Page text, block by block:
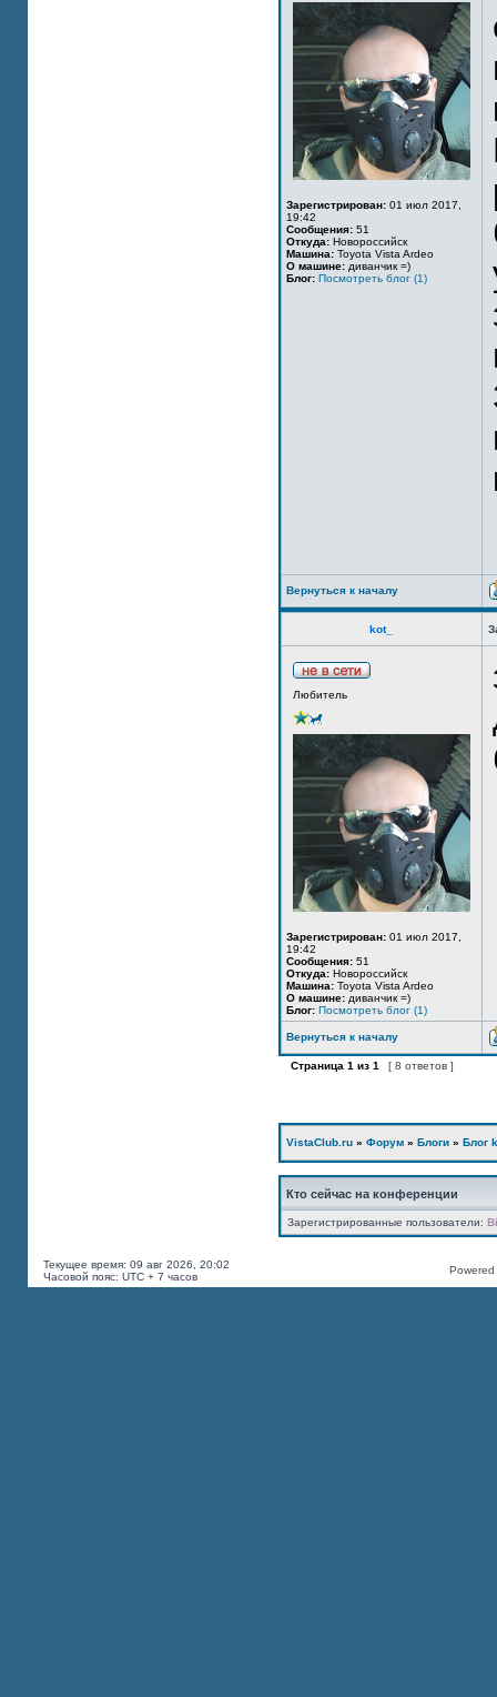
Зарегистрирован: 01 июл 2017,
19:42
Сообщения: 51
Откуда: Новороссийск
Машина: Toyota Vista Ardeo
О машине: диванчик =)
Блог: Посмотреть блог (1)
Вернуться к началу
kot_
Любитель
Зарегистрирован: 01 июл 2017,
19:42
Сообщения: 51
Откуда: Новороссийск
Машина: Toyota Vista Ardeo
О машине: диванчик =)
Блог: Посмотреть блог (1)
Вернуться к началу
Страница 1 из 1 [ 8 ответов ]
VistaClub.ru » Форум » Блоги » Блог
Кто сейчас на конференции
Зарегистрированные пользователи:
Текущее время: 09 авг 2026, 20:02
Часовой пояс: UTC + 7 часов